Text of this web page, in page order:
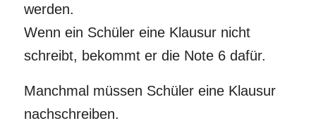
werden.
Wenn ein Schüler eine Klausur nicht
schreibt, bekommt er die Note 6 dafür.
Manchmal müssen Schüler eine Klausur
nachschreiben.